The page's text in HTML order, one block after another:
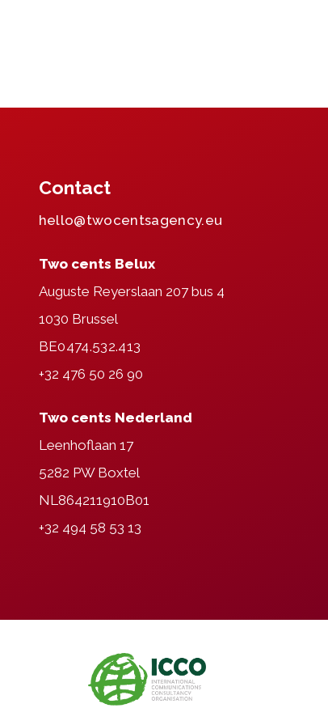
Contact
hello@twocentsagency.eu
Two cents Belux
Auguste Reyerslaan 207 bus 4
1030 Brussel
BE0474.532.413
+32 476 50 26 90
Two cents Nederland
Leenhoflaan 17
5282 PW Boxtel
NL864211910B01
+32 494 58 53 13